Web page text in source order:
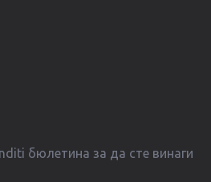
бюлетина за да сте винаги